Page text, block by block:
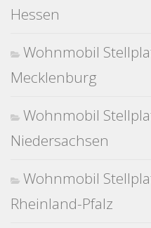
Hessen
Wohnmobil
Mecklenburg
Wohnmobil
Niedersachsen
Wohnmobil
Rheinland-Pfalz